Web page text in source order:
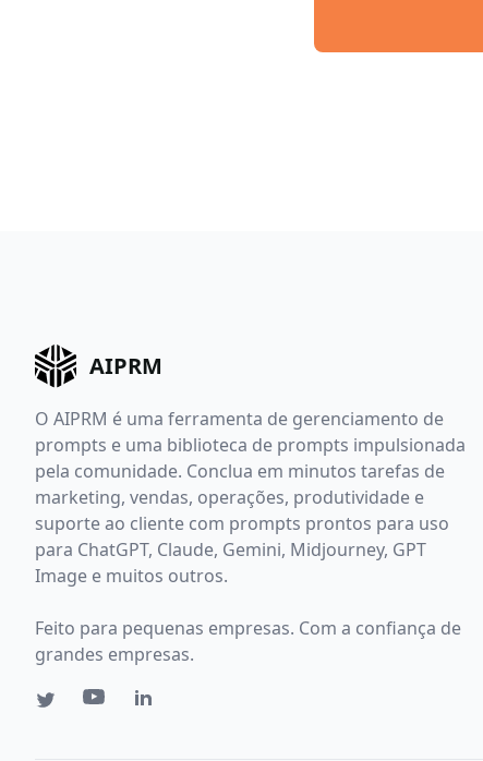
AIPRM
O AIPRM é uma ferramenta de gerenciamento de
prompts e uma biblioteca de prompts impulsionada
pela comunidade. Conclua em minutos tarefas de
marketing, vendas, operações, produtividade e
suporte ao cliente com prompts prontos para uso
para ChatGPT, Claude, Gemini, Midjourney, GPT
Image e muitos outros.
Feito para pequenas empresas. Com a confiança de
grandes empresas.